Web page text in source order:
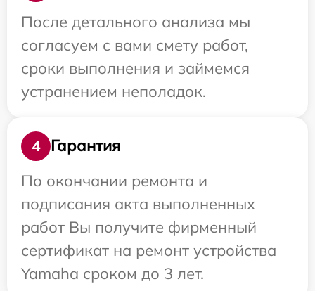
После детального анализа мы
согласуем с вами смету работ,
сроки выполнения и займемся
устранением неполадок.
4
Гарантия
По окончании ремонта и
подписания акта выполненных
работ Вы получите фирменный
сертификат на ремонт устройства
Yamaha сроком до 3 лет.